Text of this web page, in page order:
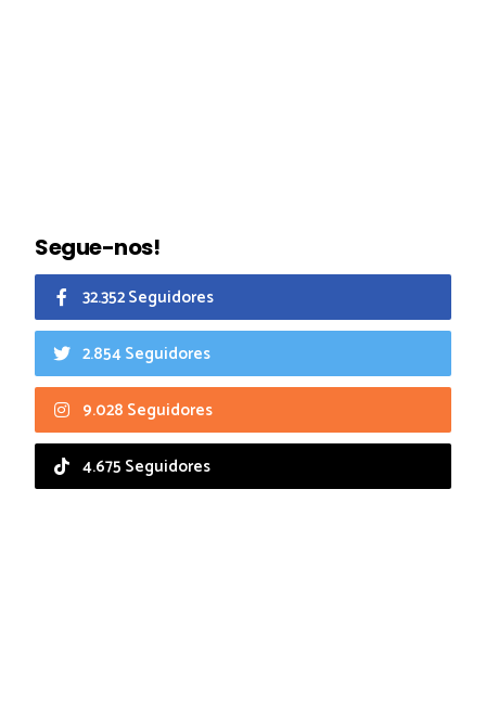
Segue-nos!
32.352 Seguidores
2.854 Seguidores
9.028 Seguidores
4.675 Seguidores